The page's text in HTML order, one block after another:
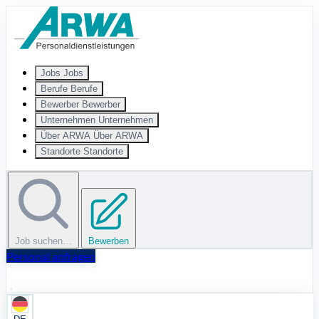
Zum Hauptinhalt springen
Jobs Jobs
Berufe Berufe
Bewerber Bewerber
Unternehmen Unternehmen
Über ARWA Über ARWA
Standorte Standorte
Job suchen… Bewerben
Personal anfragen